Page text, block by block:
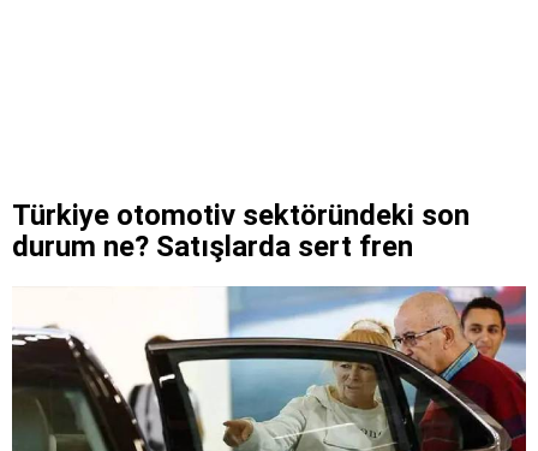
Türkiye otomotiv sektöründeki son
durum ne? Satışlarda sert fren